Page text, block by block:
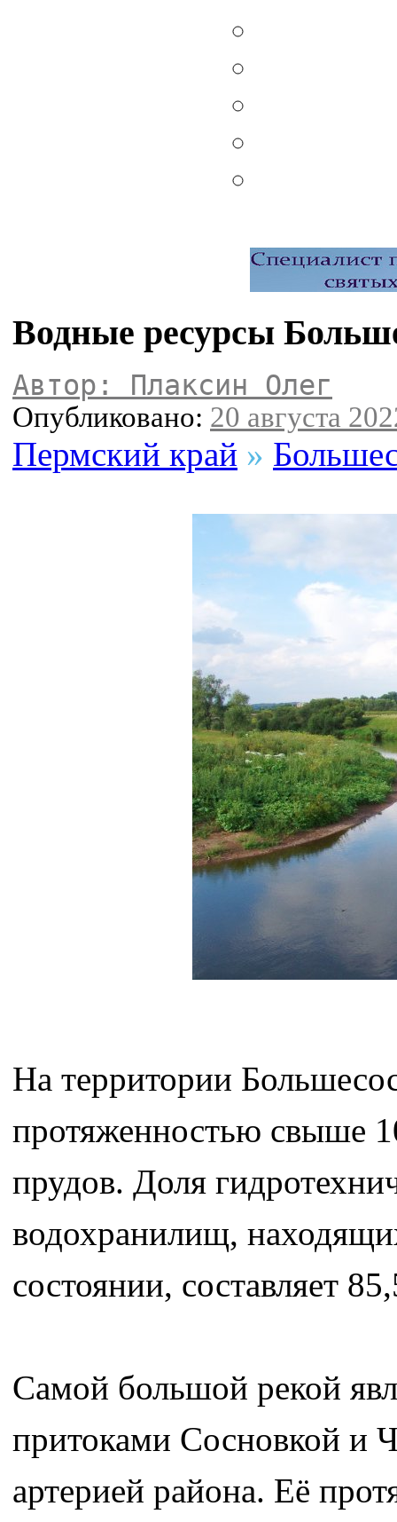
Водные ресурсы
Автор: Плаксин Олег
Опубликовано: 20 августа
Пермский край »
На территории
протяженностью свыше
прудов. Доля
водохранилищ,
состоянии, составляет
Самой большой рекой
притоками Сосновкой и
артерией района. Её